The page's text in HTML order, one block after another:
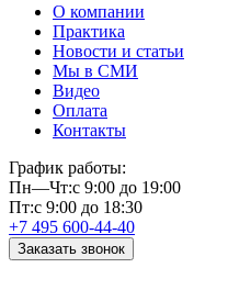
О компании
Практика
Новости и статьи
Мы в СМИ
Видео
Оплата
Контакты
График работы:
Пн—Чт:с 9:00 до 19:00
Пт:с 9:00 до 18:30
+7 495 600-44-40
Заказать звонок